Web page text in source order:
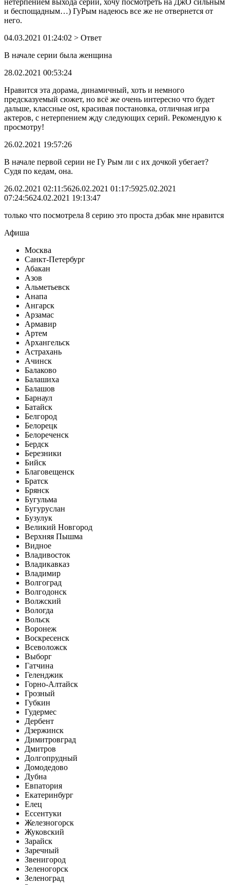
нетерпением выхода серии, хочу посмотреть на ДжО сильным
и беспощадным…) ГуРым надеюсь все же не отвернется от
него.
04.03.2021 01:24:02 > Ответ
В начале серии была женщина
28.02.2021 00:53:24
Нравится эта дорама, динамичный, хоть и немного
предсказуемый сюжет, но всё же очень интересно что будет
дальше, классные ost, красивая постановка, отличная игра
актеров, с нетерпением жду следующих серий. Рекомендую к
просмотру!
26.02.2021 19:57:26
В начале первой серии не Гу Рым ли с их дочкой убегает?
Судя по кедам, она.
26.02.2021 02:11:5626.02.2021 01:17:5925.02.2021
07:24:5624.02.2021 19:13:47
только что посмотрела 8 серию это проста дэбак мне нравится
Афиша
Москва
Санкт-Петербург
Абакан
Азов
Альметьевск
Анапа
Ангарск
Арзамас
Армавир
Артем
Архангельск
Астрахань
Ачинск
Балаково
Балашиха
Балашов
Барнаул
Батайск
Белгород
Белорецк
Белореченск
Бердск
Березники
Бийск
Благовещенск
Братск
Брянск
Бугульма
Бугуруслан
Бузулук
Великий Новгород
Верхняя Пышма
Видное
Владивосток
Владикавказ
Владимир
Волгоград
Волгодонск
Волжский
Вологда
Вольск
Воронеж
Воскресенск
Всеволожск
Выборг
Гатчина
Геленджик
Горно-Алтайск
Грозный
Губкин
Гудермес
Дербент
Дзержинск
Димитровград
Дмитров
Долгопрудный
Домодедово
Дубна
Евпатория
Екатеринбург
Елец
Ессентуки
Железногорск
Жуковский
Зарайск
Заречный
Звенигород
Зеленогорск
Зеленоград